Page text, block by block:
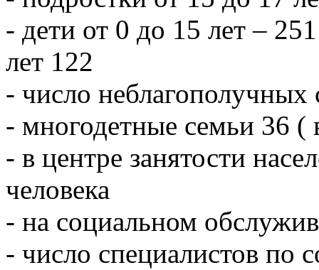
- дети от 0 до 15 лет –
лет 122
- число
- многодетные семьи 36 (
- в центре занятости
человека
- на социальном
- число специалистов по